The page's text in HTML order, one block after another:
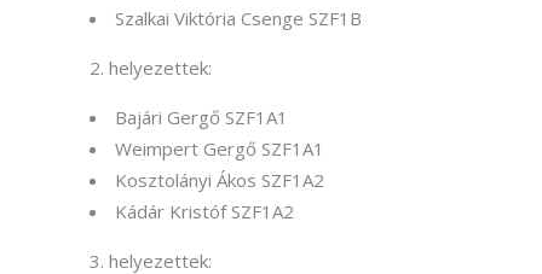
Szalkai Viktória Csenge SZF1B
2. helyezettek:
Bajári Gergő SZF1A1
Weimpert Gergő SZF1A1
Kosztolányi Ákos SZF1A2
Kádár Kristóf SZF1A2
3. helyezettek: